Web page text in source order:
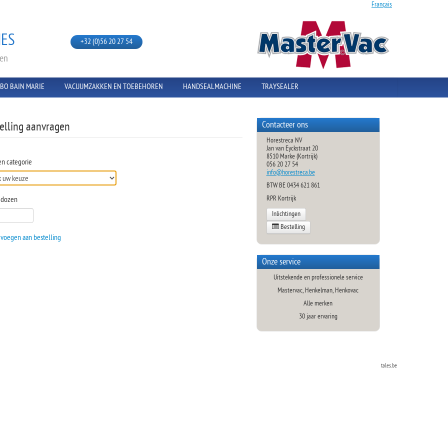
Français
+32 (0)56 20 27 54
BAIN MARIE VACUUMZAKKEN EN TOEBEHOREN HANDSEALMACHINE TRAYSEALER
aanvragen
categorie
aan bestelling
Contacteer ons
Horestreca NV
Jan van Eyckstraat 20
8510 Marke (Kortrijk)
056 20 27 54
info@horestreca.be
BTW BE 0434 621 861
RPR Kortrijk
Inlichtingen
Bestelling
Onze service
Uitstekende en professionele service
Mastervac, Henkelman, Henkovac
Alle merken
30 jaar ervaring
tales.be